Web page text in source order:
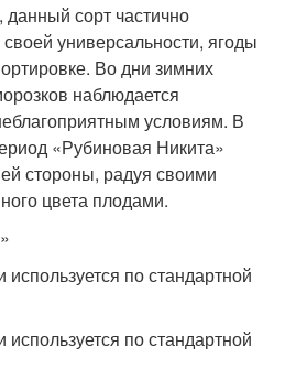
сорт частично
универсальности, ягоды
Во дни зимних
наблюдается
условиям. В
«Рубиновая Никита»
стороны, радуя своими
цвета плодами.
по стандартной
по стандартной